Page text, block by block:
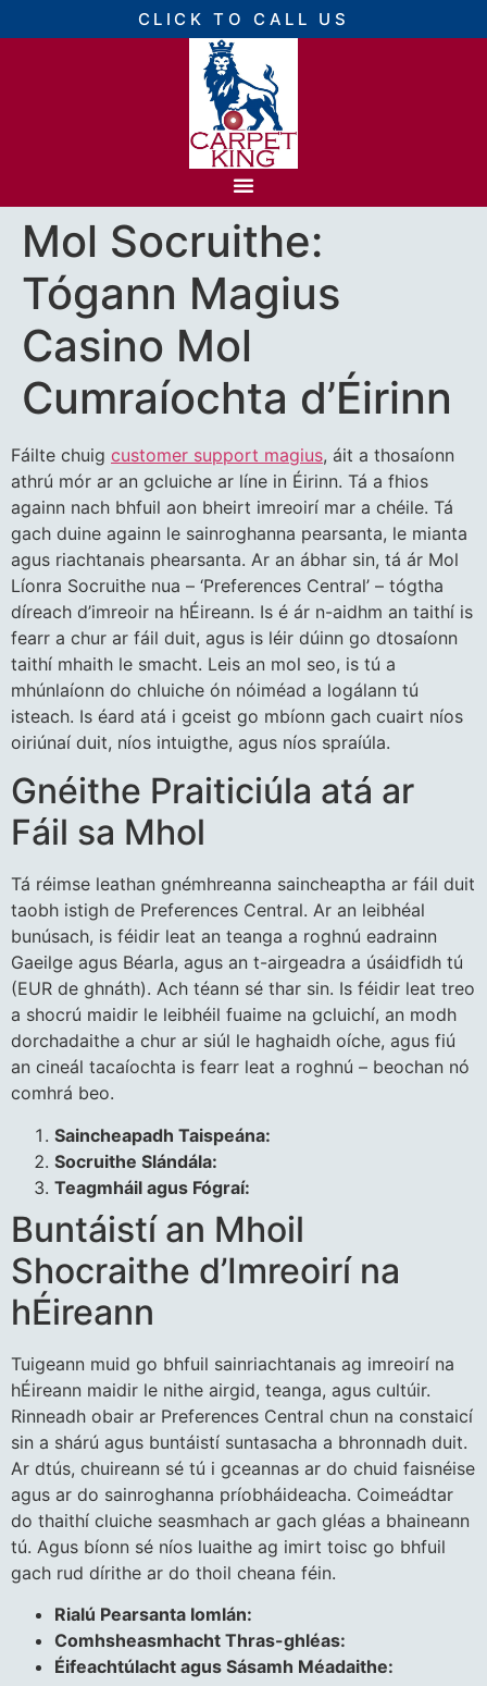
CLICK TO CALL US
Mol Socruithe:
Tógann Magius
Casino Mol
Cumraíochta d’Éirinn
Fáilte chuig customer support magius, áit a thosaíonn
athrú mór ar an gcluiche ar líne in Éirinn. Tá a fhios
againn nach bhfuil aon bheirt imreoirí mar a chéile. Tá
gach duine againn le sainroghanna pearsanta, le mianta
agus riachtanais phearsanta. Ar an ábhar sin, tá ár Mol
Líonra Socruithe nua – ‘Preferences Central’ – tógtha
díreach d’imreoir na hÉireann. Is é ár n-aidhm an taithí is
fearr a chur ar fáil duit, agus is léir dúinn go dtosaíonn
taithí mhaith le smacht. Leis an mol seo, is tú a
mhúnlaíonn do chluiche ón nóiméad a logálann tú
isteach. Is éard atá i gceist go mbíonn gach cuairt níos
oiriúnaí duit, níos intuigthe, agus níos spraíúla.
Gnéithe Praiticiúla atá ar
Fáil sa Mhol
Tá réimse leathan gnémhreanna saincheaptha ar fáil duit
taobh istigh de Preferences Central. Ar an leibhéal
bunúsach, is féidir leat an teanga a roghnú eadrainn
Gaeilge agus Béarla, agus an t-airgeadra a úsáidfidh tú
(EUR de ghnáth). Ach téann sé thar sin. Is féidir leat treo
a shocrú maidir le leibhéil fuaime na gcluichí, an modh
dorchadaithe a chur ar siúl le haghaidh oíche, agus fiú
an cineál tacaíochta is fearr leat a roghnú – beochan nó
comhrá beo.
Saincheapadh Taispeána:
Socruithe Slándála:
Teagmháil agus Fógraí:
Buntáistí an Mhoil
Shocraithe d’Imreoirí na
hÉireann
Tuigeann muid go bhfuil sainriachtanais ag imreoirí na
hÉireann maidir le nithe airgid, teanga, agus cultúir.
Rinneadh obair ar Preferences Central chun na constaicí
sin a shárú agus buntáistí suntasacha a bhronnadh duit.
Ar dtús, chuireann sé tú i gceannas ar do chuid faisnéise
agus ar do sainroghanna príobháideacha. Coimeádtar
do thaithí cluiche seasmhach ar gach gléas a bhaineann
tú. Agus bíonn sé níos luaithe ag imirt toisc go bhfuil
gach rud dírithe ar do thoil cheana féin.
Rialú Pearsanta Iomlán:
Comhsheasmhacht Thras-ghléas:
Éifeachtúlacht agus Sásamh Méadaithe: